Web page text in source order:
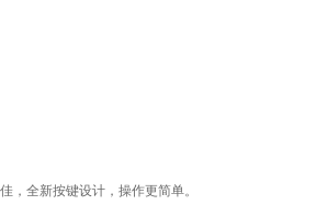
，全新按键设计，操作更简单。